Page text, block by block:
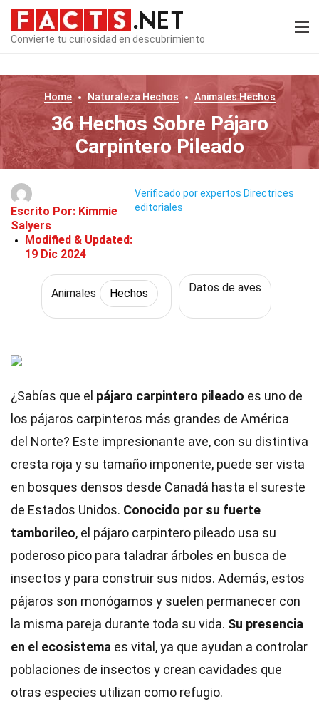
Convierte tu curiosidad en descubrimiento
Home Naturaleza Hechos AnimalesHechos
36 Hechos Sobre Pájaro
Carpintero Pileado
Escrito Por: Kimmie
Salyers
Modified & Updated:
19 Dic 2024
Verificado por expertos Directrices
editoriales
Animales Hechos Datos de aves
¿Sabías que el pájaro carpintero pileado es uno de
los pájaros carpinteros más grandes de América
del Norte? Este impresionante ave, con su distintiva
cresta roja y su tamaño imponente, puede ser vista
en bosques densos desde Canadá hasta el sureste
de Estados Unidos. Conocido por su fuerte
tamborileo, el pájaro carpintero pileado usa su
poderoso pico para taladrar árboles en busca de
insectos y para construir sus nidos. Además, estos
pájaros son monógamos y suelen permanecer con
la misma pareja durante toda su vida. Su presencia
en el ecosistema es vital, ya que ayudan a controlar
poblaciones de insectos y crean cavidades que
otras especies utilizan como refugio.